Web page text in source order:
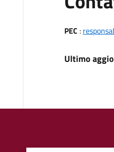
PEC :
Ultimo